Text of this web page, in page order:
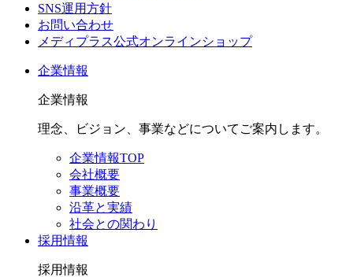
SNS運用方針
お問い合わせ
メディプラス公式オンラインショップ
企業情報
企業情報
理念、ビジョン、事業などについてご案内します。
企業情報TOP
会社概要
事業概要
沿革と実績
社会との関わり
採用情報
採用情報